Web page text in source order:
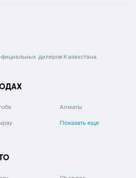
дилеров Казахстана.
Алматы
Показать еще